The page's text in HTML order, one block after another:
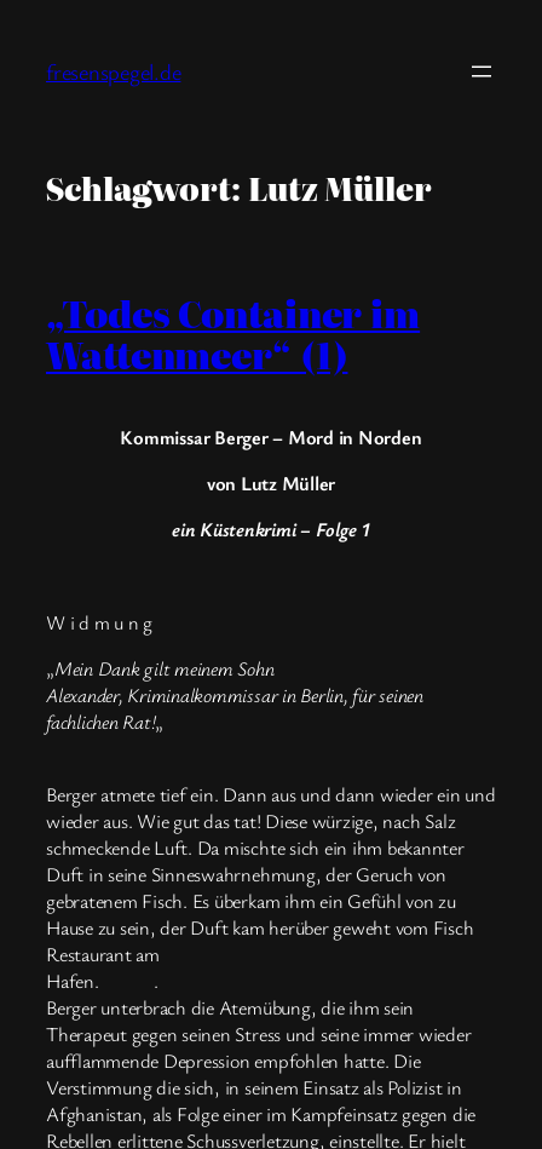
springen
fresenspegel.de
Schlagwort: Lutz Müller
„Todes Container im
Wattenmeer“ (1)
Kommissar Berger – Mord in Norden
von Lutz Müller
ein Küstenkrimi – Folge 1
W i d m u n g
„Mein Dank gilt meinem Sohn
Alexander, Kriminalkommissar in Berlin, für seinen
fachlichen Rat!„
Berger atmete tief ein. Dann aus und dann wieder ein und
wieder aus. Wie gut das tat! Diese würzige, nach Salz
schmeckende Luft. Da mischte sich ein ihm bekannter
Duft in seine Sinneswahrnehmung, der Geruch von
gebratenem Fisch. Es überkam ihm ein Gefühl von zu
Hause zu sein, der Duft kam herüber geweht vom Fisch
Restaurant am
Hafen. .
Berger unterbrach die Atemübung, die ihm sein
Therapeut gegen seinen Stress und seine immer wieder
aufflammende Depression empfohlen hatte. Die
Verstimmung die sich, in seinem Einsatz als Polizist in
Afghanistan, als Folge einer im Kampfeinsatz gegen die
Rebellen erlittene Schussverletzung, einstellte. Er hielt